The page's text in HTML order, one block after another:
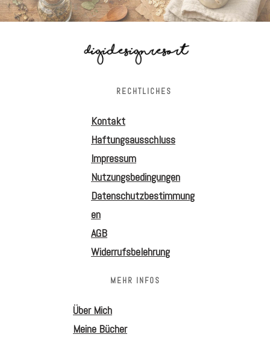
RECHTLICHES
Kontakt
Haftungsausschluss
Impressum
Nutzungsbedingungen
Datenschutzbestimmung
en
AGB
Widerrufsbelehrung
MEHR INFOS
Über Mich
Meine Bücher